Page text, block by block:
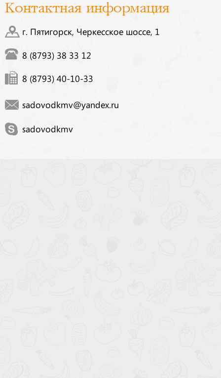
Контактная информация
г. Пятигорск, Черкесское шоссе, 1
8 (8793) 38 33 12
8 (8793) 40-10-33
sadovodkmv@yandex.ru
sadovodkmv